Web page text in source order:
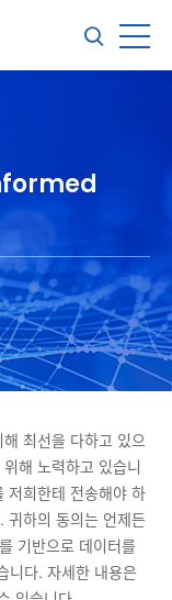
최선을 다하고 있으
해 노력하고 있습니
저희한테 전송해야 하
귀하의 동의는 언제든
기반으로 데이터를
니다. 자세한 내용은